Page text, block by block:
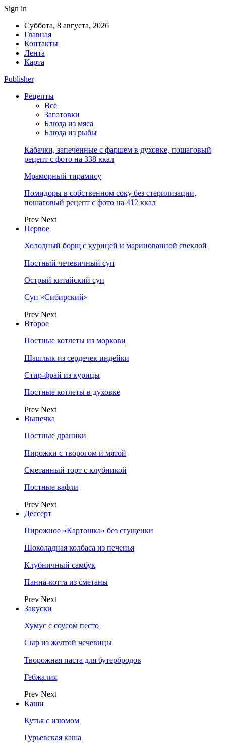
Sign in
Суббота, 8 августа, 2026
Главная
Контакты
Лента
Карта
Publisher
Рецепты
Все
Заготовки
Блюда из мяса
Блюда из рыбы
Кабачки, запеченные с фаршем в духовке, пошаговый
рецепт с фото на 338 ккал
Мраморный тирамису
Помидоры в собственном соку без стерилизации,
пошаговый рецепт с фото на 412 ккал
Prev Next
Первое
Холодный борщ с курицей и маринованной свеклой
Постный чечевичный суп
Острый китайский суп
Суп «Сибирский»
Prev Next
Второе
Постные котлеты из моркови
Шашлык из сердечек индейки
Стир-фрай из курицы
Постные котлеты в духовке
Prev Next
Выпечка
Постные драники
Пирожки с творогом и мятой
Сметанный торт с клубникой
Постные вафли
Prev Next
Дессерт
Пирожное «Картошка» без сгущенки
Шоколадная колбаса из печенья
Клубничный самбук
Панна-котта из сметаны
Prev Next
Закуски
Хумус с соусом песто
Сыр из желтой чечевицы
Творожная паста для бутербродов
Гебжалия
Prev Next
Каши
Кутья с изюмом
Гурьевская каша